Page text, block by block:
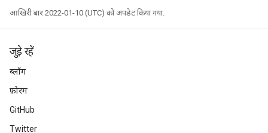
आखिरी बार 2022-01-10 (UTC) को अपडेट किया गया.
जुड़े रहें
ब्लॉग
फ़ोरम
GitHub
Twitter